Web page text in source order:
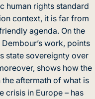
human rights standard
context, it is far from
agenda. On the
work, points
state sovereignty over
shows how the
the aftermath of what is
crisis in Europe – has